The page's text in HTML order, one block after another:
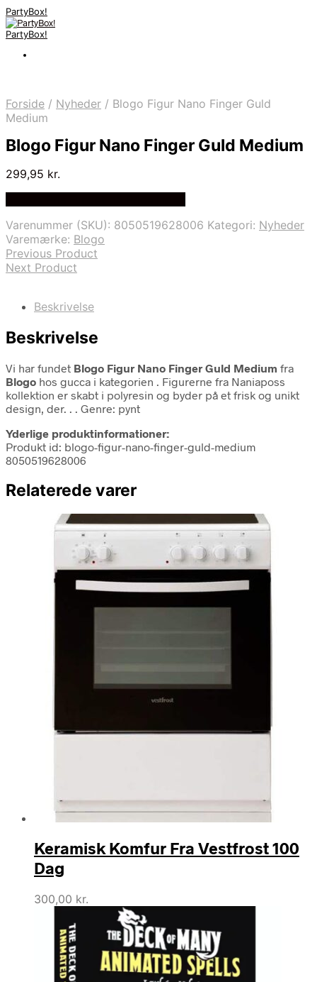
PartyBox!
PartyBox!
Forside / Nyheder / Blogo Figur Nano Finger Guld
Medium
Blogo Figur Nano Finger Guld Medium
299,95 kr.
Varenummer (SKU): 8050519628006 Kategori: Nyheder
Varemærke: Blogo
Previous Product
Next Product
Beskrivelse
Beskrivelse
Vi har fundet Blogo Figur Nano Finger Guld Medium fra
Blogo hos gucca i kategorien . Figurerne fra Naniaposs
kollektion er skabt i polyresin og byder på et frisk og unikt
design, der. . . Genre: pynt
Yderlige produktinformationer:
Produkt id: blogo-figur-nano-finger-guld-medium
8050519628006
Relaterede varer
Keramisk Komfur Fra Vestfrost 100
Dag
300,00 kr.